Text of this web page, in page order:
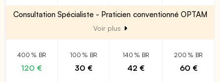
Consultation Spécialiste - Praticien conventionné OPTAM
Voir plus
400 % BR
120 €
100 % BR
30 €
140 % BR
42 €
200 % BR
60 €